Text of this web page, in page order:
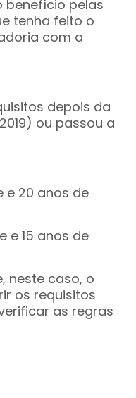
benefício pelas
tenha feito o
com a
depois da
ou passou a
e 20 anos de
e 15 anos de
neste caso, o
os requisitos
as regras